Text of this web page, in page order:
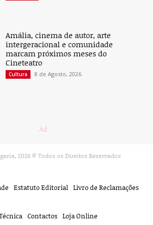
Amália, cinema de autor, arte
intergeracional e comunidade
marcam próximos meses do
Cineteatro
Cultura 8 de Agosto, 2026
2026 © Todos os Direitos Reservados
Estatuto Editorial Livro de Reclamações
Contactos Loja Online